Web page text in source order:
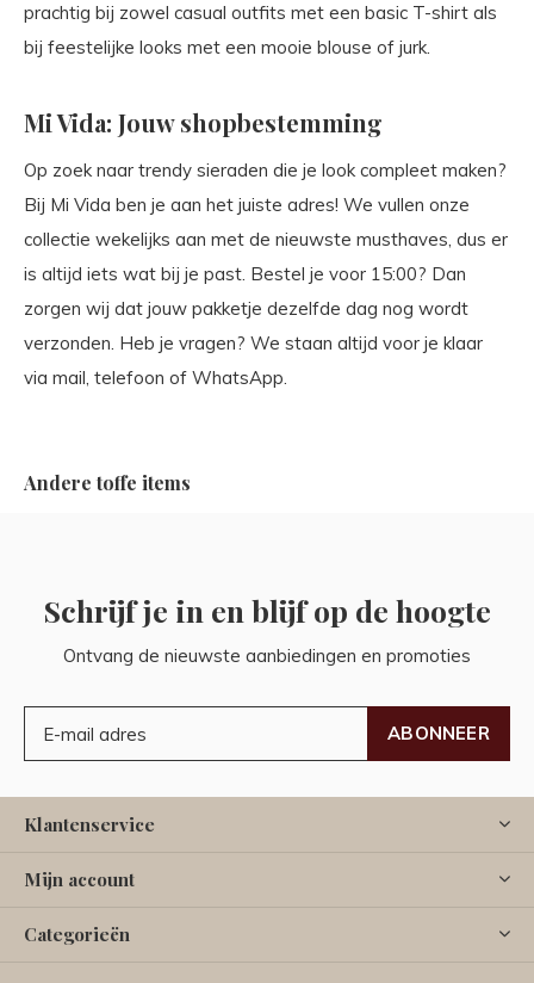
prachtig bij zowel casual outfits met een basic T-shirt als
bij feestelijke looks met een mooie blouse of jurk.
Mi Vida: Jouw shopbestemming
Op zoek naar trendy sieraden die je look compleet maken?
Bij Mi Vida ben je aan het juiste adres! We vullen onze
collectie wekelijks aan met de nieuwste musthaves, dus er
is altijd iets wat bij je past. Bestel je voor 15:00? Dan
zorgen wij dat jouw pakketje dezelfde dag nog wordt
verzonden. Heb je vragen? We staan altijd voor je klaar
via mail, telefoon of WhatsApp.
Andere toffe items
Schrijf je in en blijf op de hoogte
Ontvang de nieuwste aanbiedingen en promoties
ABONNEER
Klantenservice
Mijn account
Categorieën